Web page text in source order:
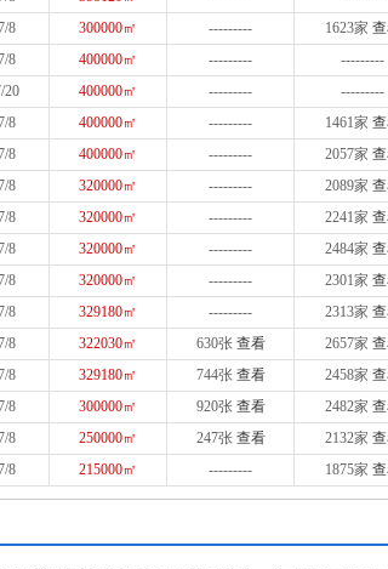
8 300000㎡ --------- 1623家
8 400000㎡ ---------
---------
20 400000㎡ ---------
---------
8 400000㎡ --------- 1461家
8 400000㎡ --------- 2057家
8 320000㎡ --------- 2089家
8 320000㎡ --------- 2241家
8 320000㎡ --------- 2484家
8 320000㎡ --------- 2301家
8 329180㎡ --------- 2313家
8 322030㎡ 630张 查看 2657家
8 329180㎡ 744张 查看 2458家
8 300000㎡ 920张 查看 2482家
8 250000㎡ 247张 查看 2132家
8 215000㎡ --------- 1875家